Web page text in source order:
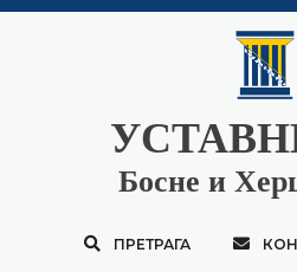
Босне и
ПРЕТРАГА